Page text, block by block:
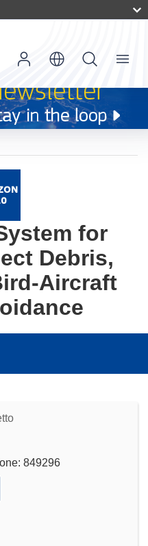
Menu
for
Debris,
Aircraft
849296